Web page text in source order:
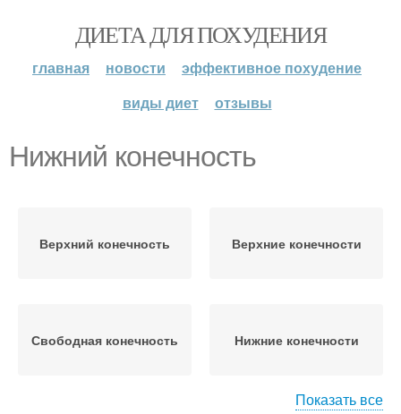
ДИЕТА ДЛЯ ПОХУДЕНИЯ
главная новости
эффективное похудение
виды диет
отзывы
Нижний конечность
Верхний конечность Верхние конечности
Свободная конечность Нижние конечности
Показать все